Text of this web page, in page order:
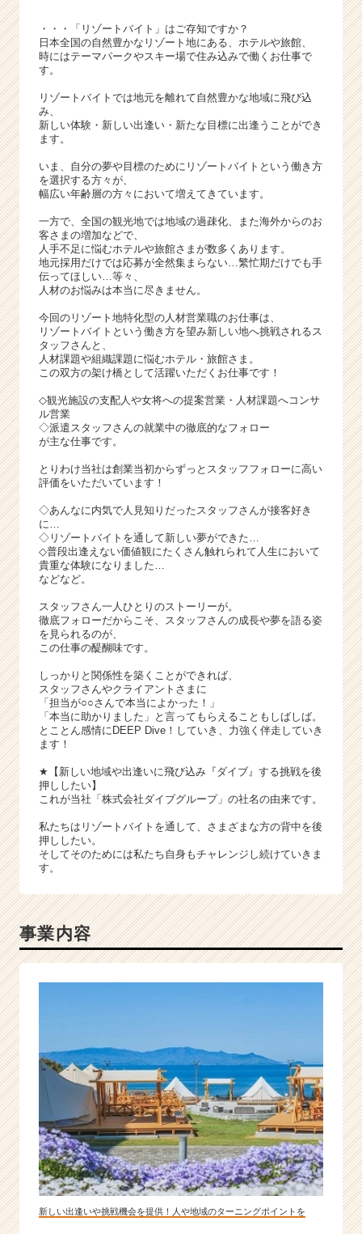
ウ
ト
が
く
活
イ
チ
ア
キ
ャ
リ
ア
h
e
e
r
a
r
r）
・・・「リゾートバイト」はご存知ですか？
日本全国の自然豊かなリゾート地にある、ホテルや旅館、
時にはテーマパークやスキー場で住み込みで働くお仕事で
す。
リゾートバイトでは地元を離れて自然豊かな地域に飛び込
み、
新しい体験・新しい出逢い・新たな目標に出逢うことができ
ます。
いま、自分の夢や目標のためにリゾートバイトという働き方
を選択する方々が、
幅広い年齢層の方々において増えてきています。
一方で、全国の観光地では地域の過疎化、また海外からのお
客さまの増加などで、
人手不足に悩むホテルや旅館さまが数多くあります。
地元採用だけでは応募が全然集まらない…繁忙期だけでも手
伝ってほしい…等々、
人材のお悩みは本当に尽きません。
今回のリゾート地特化型の人材営業職のお仕事は、
リゾートバイトという働き方を望み新しい地へ挑戦されるス
タッフさんと、
人材課題や組織課題に悩むホテル・旅館さま。
この双方の架け橋として活躍いただくお仕事です！
◇観光施設の支配人や女将への提案営業・人材課題へコンサ
ル営業
◇派遣スタッフさんの就業中の徹底的なフォロー
が主な仕事です。
とりわけ当社は創業当初からずっとスタッフフォローに高い
評価をいただいています！
◇あんなに内気で人見知りだったスタッフさんが接客好き
に…
◇リゾートバイトを通して新しい夢ができた…
◇普段出逢えない価値観にたくさん触れられて人生において
貴重な体験になりました…
などなど。
スタッフさん一人ひとりのストーリーが。
徹底フォローだからこそ、スタッフさんの成長や夢を語る姿
を見られるのが、
この仕事の醍醐味です。
しっかりと関係性を築くことができれば、
スタッフさんやクライアントさまに
「担当が○○さんで本当によかった！」
「本当に助かりました」と言ってもらえることもしばしば。
とことん感情にDEEP Dive！していき、力強く伴走していき
ます！
★【新しい地域や出逢いに飛び込み『ダイブ』する挑戦を後
押ししたい】
これが当社「株式会社ダイブグループ」の社名の由来です。
私たちはリゾートバイトを通して、さまざまな方の背中を後
押ししたい。
そしてそのためには私たち自身もチャレンジし続けていきま
す。
事業内容
新しい出逢いや挑戦機会を提供！人や地域のターニングポイントを